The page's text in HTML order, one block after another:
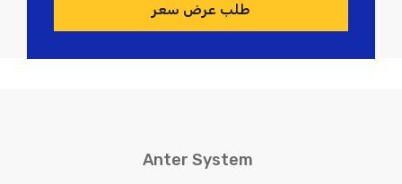
طلب عرض سعر
Anter System